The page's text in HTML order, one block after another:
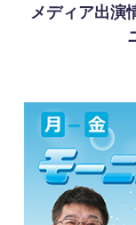
メディア出演